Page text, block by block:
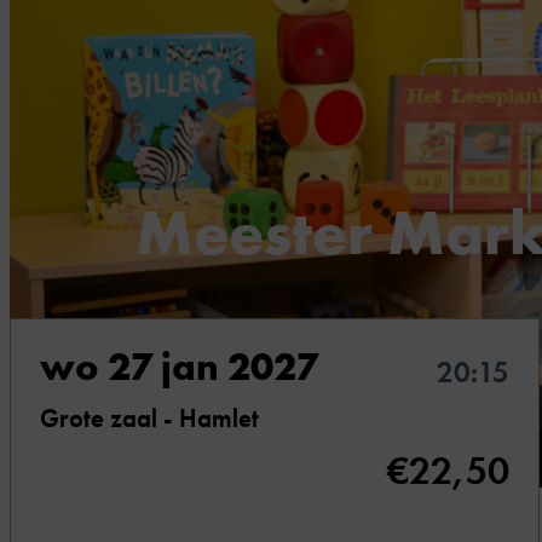
Meester
wo 27 jan 2027 20:15
Grote zaal - Hamlet
€22,50